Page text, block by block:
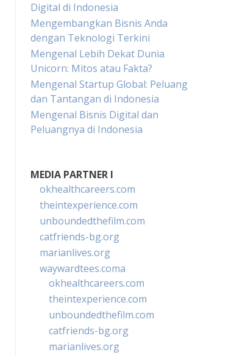
Digital di Indonesia
Mengembangkan Bisnis Anda
dengan Teknologi Terkini
Mengenal Lebih Dekat Dunia
Unicorn: Mitos atau Fakta?
Mengenal Startup Global: Peluang
dan Tantangan di Indonesia
Mengenal Bisnis Digital dan
Peluangnya di Indonesia
MEDIA PARTNER I
okhealthcareers.com
theintexperience.com
unboundedthefilm.com
catfriends-bg.org
marianlives.org
waywardtees.coma
okhealthcareers.com
theintexperience.com
unboundedthefilm.com
catfriends-bg.org
marianlives.org